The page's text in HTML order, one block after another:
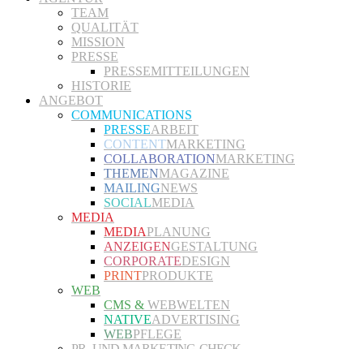
TEAM
QUALITÄT
MISSION
PRESSE
PRESSEMITTEILUNGEN
HISTORIE
ANGEBOT
COMMUNICATIONS
PRESSEARBEIT
CONTENTMARKETING
COLLABORATIONMARKETING
THEMENMAGAZINE
MAILINGNEWS
SOCIALMEDIA
MEDIA
MEDIAPLANUNG
ANZEIGENGESTALTUNG
CORPORATEDESIGN
PRINTPRODUKTE
WEB
CMS & WEBWELTEN
NATIVEADVERTISING
WEBPFLEGE